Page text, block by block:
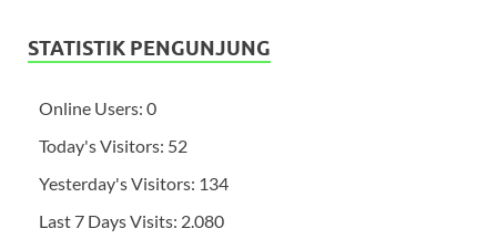
STATISTIK PENGUNJUNG
Online Users: 0
Today's Visitors: 52
Yesterday's Visitors: 134
Last 7 Days Visits: 2.080